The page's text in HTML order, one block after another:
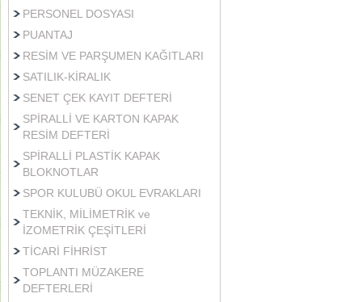
PERSONEL DOSYASI
PUANTAJ
RESİM VE PARŞUMEN KAĞITLARI
SATILIK-KİRALIK
SENET ÇEK KAYIT DEFTERİ
SPİRALLİ VE KARTON KAPAK
RESİM DEFTERİ
SPİRALLİ PLASTİK KAPAK
BLOKNOTLAR
SPOR KULUBÜ OKUL EVRAKLARI
TEKNİK, MİLİMETRİK ve
İZOMETRİK ÇEŞİTLERİ
TİCARİ FİHRİST
TOPLANTI MÜZAKERE
DEFTERLERİ